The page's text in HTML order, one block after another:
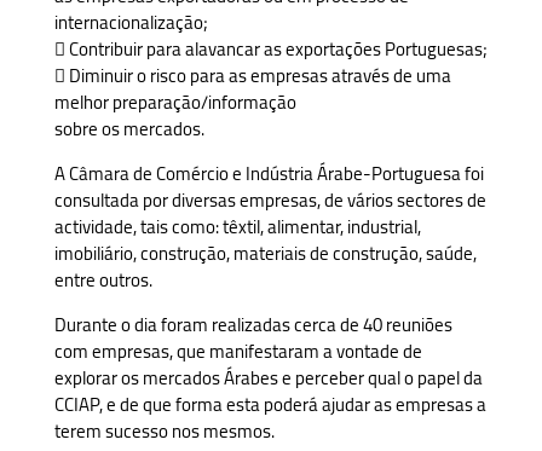
internacionalização;
 Contribuir para alavancar as exportações Portuguesas;
 Diminuir o risco para as empresas através de uma
melhor preparação/informação
sobre os mercados.
A Câmara de Comércio e Indústria Árabe-Portuguesa foi
consultada por diversas empresas, de vários sectores de
actividade, tais como: têxtil, alimentar, industrial,
imobiliário, construção, materiais de construção, saúde,
entre outros.
Durante o dia foram realizadas cerca de 40 reuniões
com empresas, que manifestaram a vontade de
explorar os mercados Árabes e perceber qual o papel da
CCIAP, e de que forma esta poderá ajudar as empresas a
terem sucesso nos mesmos.